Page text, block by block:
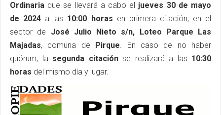
Ordinaria que se llevará a cabo el jueves 30 de mayo
de 2024 a las 10:00 horas en primera citación, en el
sector de José Julio Nieto s/n, Loteo Parque Las
Majadas, comuna de Pirque. En caso de no haber
quórum, la segunda citaciónse realizará a las 10:30
horas del mismo día y lugar.